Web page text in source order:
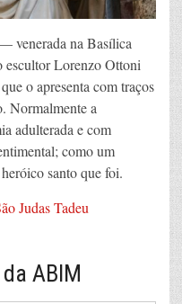
venerada na Basílica
escultor Lorenzo Ottoni
o apresenta com traços
Normalmente a
adulterada e com
como um
santo que foi.
Judas Tadeu
ABIM